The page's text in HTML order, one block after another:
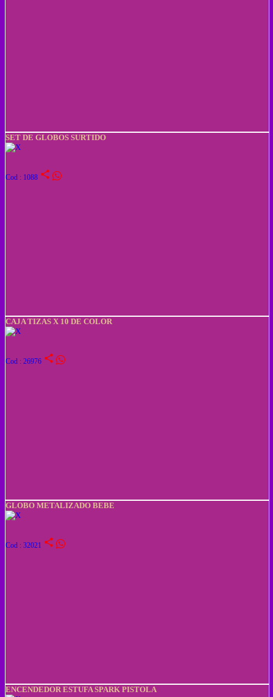
SET DE GLOBOS SURTIDO
Cod : 1088 share
CAJA TIZAS X 10 DE COLOR
Cod : 26976 share
GLOBO METALIZADO BEBE
Cod : 32021 share
ENCENDEDOR ESTUFA SPARK PISTOLA